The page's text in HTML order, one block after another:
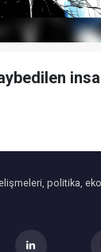
politika,